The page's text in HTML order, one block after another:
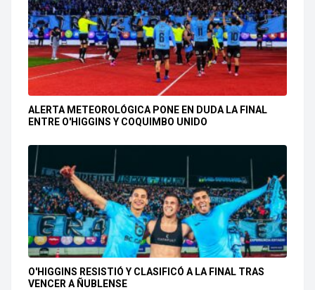
ALERTA METEOROLÓGICA PONE EN DUDA LA FINAL
ENTRE O'HIGGINS Y COQUIMBO UNIDO
O'HIGGINS RESISTIÓ Y CLASIFICÓ A LA FINAL TRAS
VENCER A ÑUBLENSE